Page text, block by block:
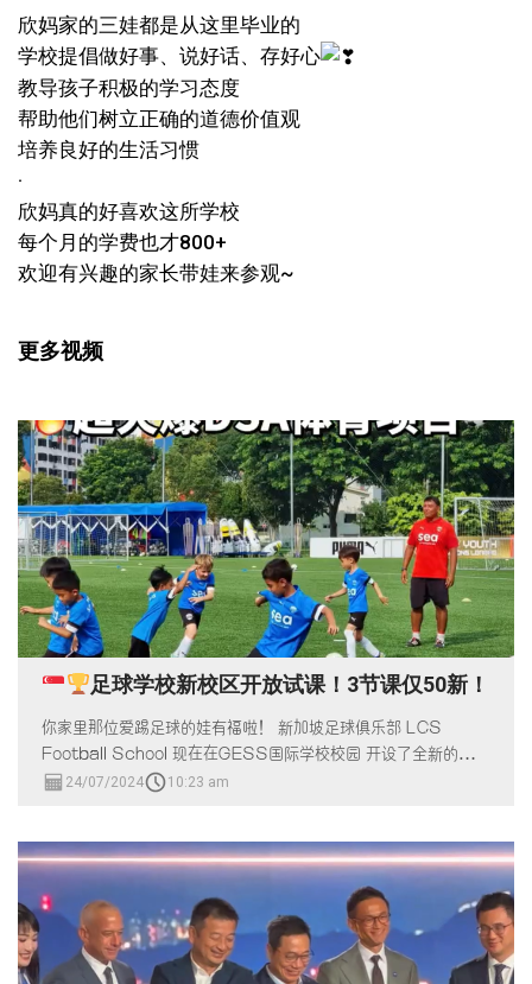
欣妈家的三娃都是从这里毕业的
学校提倡做好事、说好话、存好心
教导孩子积极的学习态度
帮助他们树立正确的道德价值观
培养良好的生活习惯
·
欣妈真的好喜欢这所学校
每个月的学费也才800+
欢迎有兴趣的家长带娃来参观~
更多视频
足球学校新校区开放试课！3节课仅50新！
你家里那位爱踢足球的娃有福啦！ 新加坡足球俱乐部 LCS
Football School 现在在GESS国际学校校园 开设了全新的足球
训练校区！
24/07/2024 10:23 am